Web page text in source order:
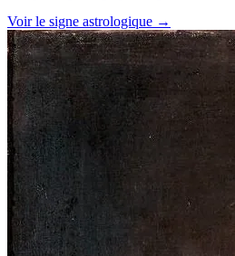
Voir le signe astrologique →